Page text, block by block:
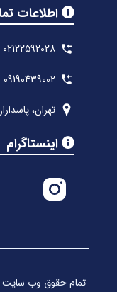
اطلاعات
02122592028
09190439002
تهران،
اینستاگرام
تمام حقوق وب سایت